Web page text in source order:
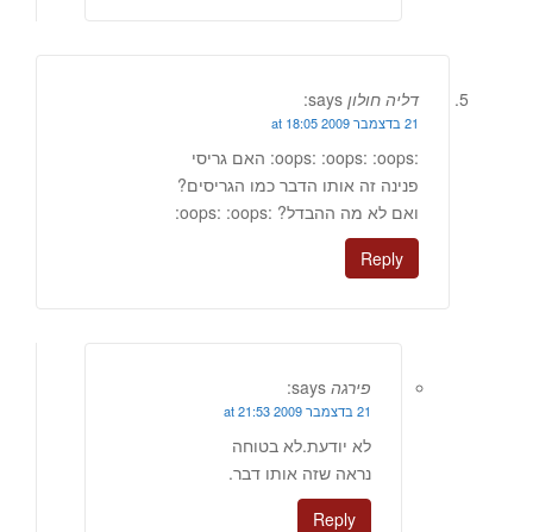
דליה חולון says:
21 בדצמבר 2009 at 18:05
:oops: :oops: :oops: האם גריסי
פנינה זה אותו הדבר כמו הגריסים?
ואם לא מה ההבדל? :oops: :oops:
Reply
פירגה says:
21 בדצמבר 2009 at 21:53
לא יודעת.לא בטוחה
נראה שזה אותו דבר.
Reply